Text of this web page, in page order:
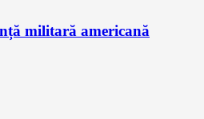
militară americană